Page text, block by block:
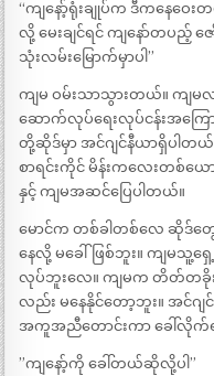
“ကျနော့်ရုံးချုပ်က ဒီကနေဝ
လို့ မေးချင်ရင် ကျနော်တပည့် ဇ
သုံးလမ်းမြောက်မှာပါ”
ကျမ ဝမ်းသာသွားတယ်။ ကျ
ဆောက်လုပ်ရေးလုပ်ငန်းအကြော
တို့ဆိုဒ်မှာ အင်ဂျင်နီယာရှိပါတ
စာရင်းကိုင် မိန်းကလေးတစ်
နှင့် ကျမအဆင်ပြေပါတယ်။
မောင်က တစ်ခါတစ်လေ ဆိုဒ်တွ
နေလို့ မခေါ်ဖြစ်ဘူး။ ကျမသူ့
လုပ်ဘူးလေ။ ကျမက တိတ်တခိုး
လည်း မနေနိုင်တော့ဘူး။ အင်ဂ
အကူအညီတောင်းကာ ခေါ်လိုက်
”ကျနော့်ကို ခေါ်တယ်ဆိုလို့ပါ”